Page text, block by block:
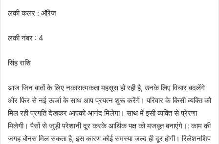
लकी कलर : ऑरेंज
लकी नंबर : 4
सिंह राशि
आज जिन बातों के लिए नकारात्मकता महसूस हो रही है, उनके लिए विचार बदलेंगे
और फिर से नई ऊर्जा के साथ आप प्रयत्न शुरू करेंगे। परिवार के किसी व्यक्ति को
मिल रही प्रगति देखकर आपको आनंद मिलेगा। साथ में इसी व्यक्ति से प्रेरणा
मिलेगी। पैसों से जुड़ी परेशानी दूर करके आर्थिक पक्ष को मजबूत बनाएंगे।: काम की
जगह बोनस मिल सकता है, इस कारण कोई समस्या जल्द ही दूर होगी। रिलेशनशिप